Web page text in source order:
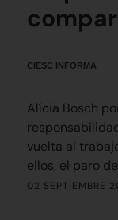
CIESC INFORMA
Alícia Bosch
vuelta al
ellos, el paro
02 SEPTIEMBRE